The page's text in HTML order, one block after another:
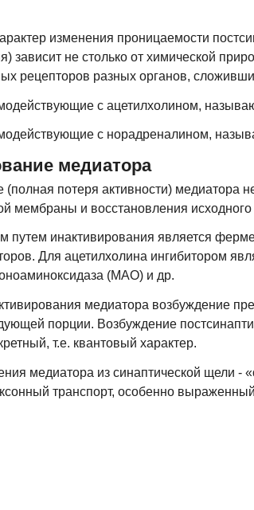
изменения проницаемости
зависит не столько от химической
рецепторов разных органов,
с ацетилхолином,
с норадреналином,
медиатора
(полная потеря активности) медиатора
мембраны и восстановления
путем инактивирования является
Для ацетилхолина ингибитором
(МАО) и др.
медиатора возбуждение
порции. Возбуждение
т.е. квантовый характер.
медиатора из синаптической щели -
транспорт, особенно